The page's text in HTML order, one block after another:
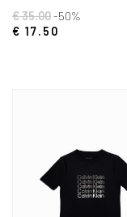
€ 35.00-50%
€ 17.50